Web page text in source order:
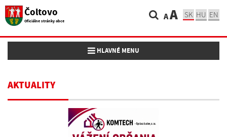
Čoltovo
Oficiálne stránky obce AA SK HU EN
Toggle navigation
HLAVNÉ MENU
AKTUALITY